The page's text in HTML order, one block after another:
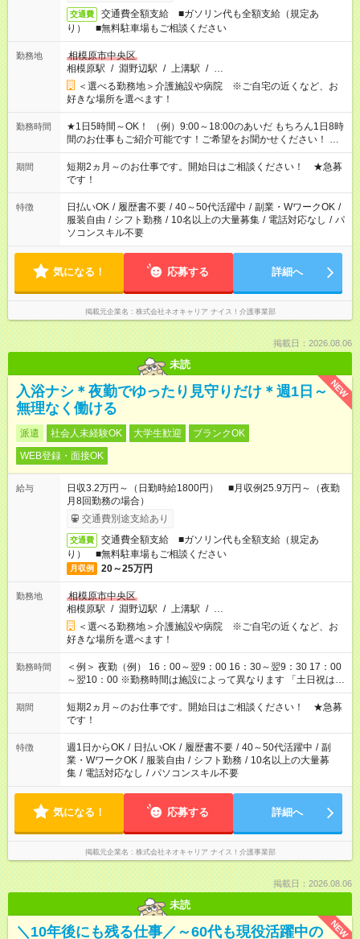
交通費
交通費全額支給 ■ガソリン代も全額支給（規定あ
り） ■無料駐車場もご相談ください
勤務地
相模原市中央区
相模原駅 / 淵野辺駅 / 上溝駅 / …
＜選べる勤務地＞介護施設や病院 ※ご自宅の近くなど、お
好きな場所を選べます！
勤務時間
★1日5時間～OK！ （例）9:00～18:00のあいだ もちろん1日8時
間のお仕事もご紹介可能です！ご希望をお聞かせください！ ※
週最低15時間以上の勤務が必要です
期間
短期2ヵ月～のお仕事です。開始日はご相談ください！ ★急募
です！
特徴 日払いOK / 履歴書不要 / 40～50代活躍中 / 副業・WワークOK /
服装自由 / シフト勤務 / 10名以上の大量募集 / 電話対応なし / パ
ソコンスキル不要
気になる！ 応募する 詳細へ
掲載元企業名 株式会社ネオキャリア ナイス！介護事業部
掲載日：2026.08.06
未読
NEW
入浴ナシ＊夜勤でゆったり見守りだけ＊週1日～
無理なく働ける
派遣 社会人未経験OK 大学生歓迎
ブランクOK
WEB登録・面接OK
給与
日収3.2万円～（日勤時給1800円） ■月収例25.9万円～（夜勤
月8回勤務の場合）
交通費別途支給あり
交通費
交通費全額支給 ■ガソリン代も全額支給（規定あ
り） ■無料駐車場もご相談ください
月収例 20～25万円
勤務地
相模原市中央区
相模原駅 / 淵野辺駅 / 上溝駅 / …
＜選べる勤務地＞介護施設や病院 ※ご自宅の近くなど、お
好きな場所を選べます！
勤務時間
＜例＞ 夜勤（例） 16：00～翌9：00 16：30～翌9：30 17：00
～翌10：00 ※勤務時間は施設によって異なります 「土日祝は休
みたい」 「しっかり稼ぎたい」 「もう少し遅い時間から始めた
い」など ご希望にあったお仕事をご案内いたします。 ※未経験
の方の場合は1～2ヶ月間は日中での仕事を経験いただき、 お
仕事に慣れてからの夜勤になります。 ★家庭の都合でお休みが
必要な場合も遠慮なくご相談ください。
期間
短期2ヵ月～のお仕事です。開始日はご相談ください！ ★急募
です！
特徴 週1日からOK / 日払いOK / 履歴書不要 / 40～50代活躍中 / 副
業・WワークOK / 服装自由 / シフト勤務 / 10名以上の大量募
集 / 電話対応なし / パソコンスキル不要
気になる！ 応募する 詳細へ
掲載元企業名 株式会社ネオキャリア ナイス！介護事業部
掲載日：2026.08.06
未読
NEW
＼10年後にも残る仕事／～60代も現役活躍中の